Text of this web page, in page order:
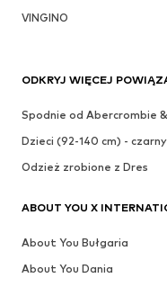
VINGINO
ODKRYJ WIĘCEJ
Spodnie od Abercrombie
Dzieci (92-140 cm) - czarny
Odzież zrobione z Dres
ABOUT YOU X
About You Bułgaria
About You Dania